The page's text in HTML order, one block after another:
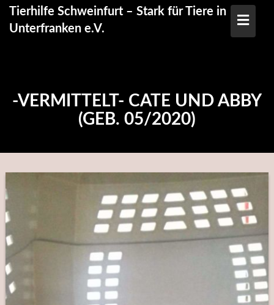
Skip
content
Tierhilfe Schweinfurt – Stark für Tiere in
Unterfranken e.V.
-VERMITTELT- CATE UND ABBY
(GEB. 05/2020)